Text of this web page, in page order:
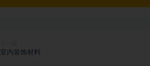
室内装饰材料